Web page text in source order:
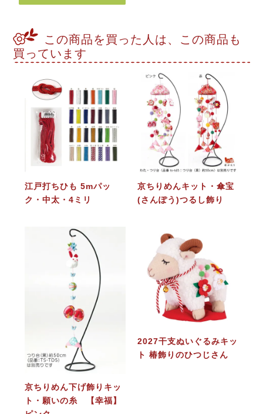
この商品を買った人は、この商品も
買っています
江戸打ちひも 5mパッ
ク・中太・4ミリ
京ちりめんキット・傘宝
(さんぽう)つるし飾り
京ちりめん下げ飾りキッ
ト・願いの糸 【幸福】
2027干支ぬいぐるみキッ
ト 椿飾りのひつじさん